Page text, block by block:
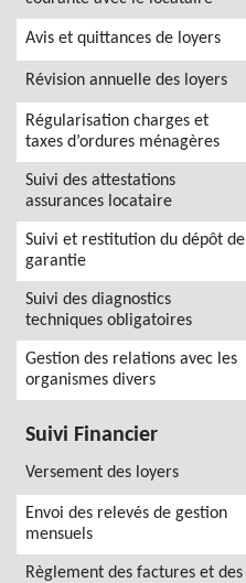
Avis et quittances de loyers
Révision annuelle des loyers
Régularisation charges et
taxes d’ordures ménagères
Suivi des attestations
assurances locataire
Suivi et restitution du dépôt de
garantie
Suivi des diagnostics
techniques obligatoires
Gestion des relations avec les
organismes divers
Suivi Financier
Versement des loyers
Envoi des relevés de gestion
mensuels
Règlement des factures et des